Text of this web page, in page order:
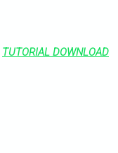
TUTORIAL DOWNLOAD